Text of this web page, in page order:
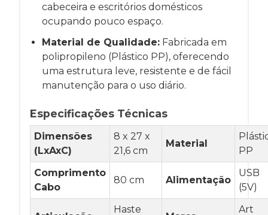
cabeceira e escritórios domésticos
ocupando pouco espaço.
Material de Qualidade: Fabricada em
polipropileno (Plástico PP), oferecendo
uma estrutura leve, resistente e de fácil
manutenção para o uso diário.
Especificações Técnicas
Dimensões
(LxAxC)
8 x 27 x
21,6 cm
Material
PP
Comprimento
Cabo
80 cm Alimentação
USB
(5V)
Haste Art